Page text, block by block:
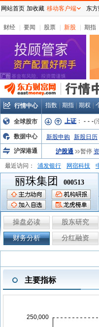
财经 要闻 股票 新股 期指
行情中心 指数 期指 期权
全球股市 上证 ： - - -(
数据中心 新股申购 新股日历
沪深港通
沪股通 暂停
最近访问： 浦发银行 网宿科技
弘业股份
富临运业
丽珠集团 000513
操盘必读 股东研究
财务分析 分红融资
主要指标
网站首页 加收藏 移动客户端 东方